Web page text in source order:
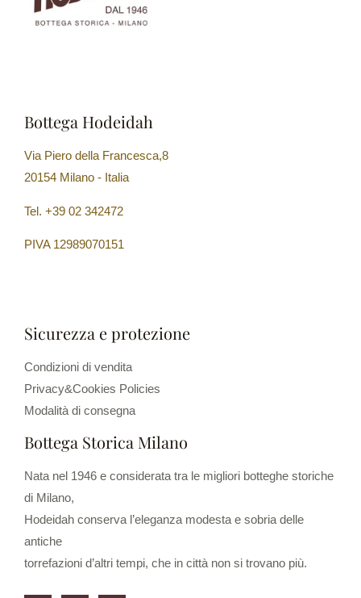
Bottega Hodeidah
Via Piero della Francesca,8
20154 Milano - Italia
Tel. +39 02 342472
PIVA 12989070151
Sicurezza e protezione
Condizioni di vendita
Privacy&Cookies Policies
Modalità di consegna
Bottega Storica Milano
Nata nel 1946 e considerata tra le migliori botteghe storiche
di Milano,
Hodeidah conserva l’eleganza modesta e sobria delle
antiche
torrefazioni d’altri tempi, che in città non si trovano più.